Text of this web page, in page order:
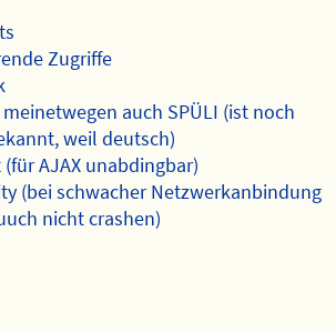
Zugriffe
meinetwegen auch SPÜLI (ist noch
weil deutsch)
AJAX unabdingbar)
(bei schwacher Netzwerkanbindung
nicht crashen)